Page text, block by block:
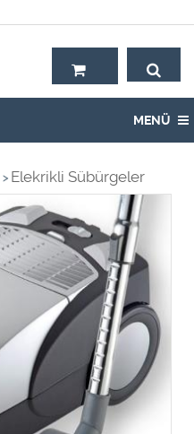
MENÜ
> Elekrikli Sübürgeler